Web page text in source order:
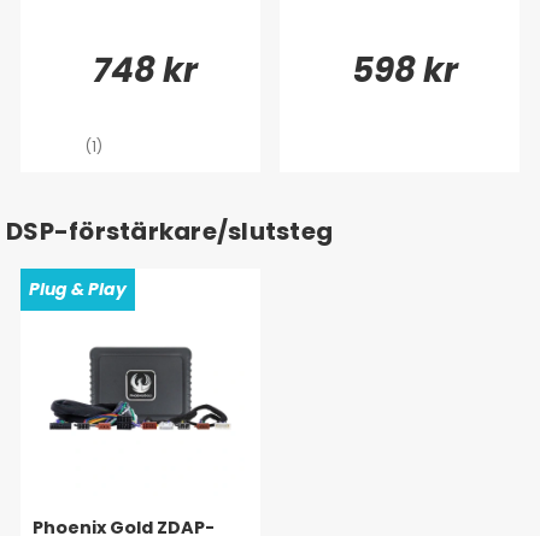
748 kr
(1)
598 kr
DSP-förstärkare/slutsteg
Plug & Play
Phoenix Gold ZDAP-